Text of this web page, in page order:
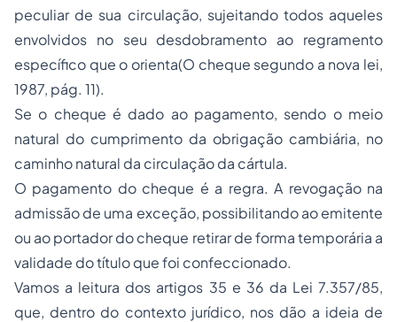
peculiar de sua circulação, sujeitando todos aqueles
envolvidos no seu desdobramento ao regramento
específico que o orienta(O cheque segundo a nova lei,
1987, pág. 11).
Se o cheque é dado ao pagamento, sendo o meio
natural do cumprimento da obrigação cambiária, no
caminho natural da circulação da cártula.
O pagamento do cheque é a regra. A revogação na
admissão de uma exceção, possibilitando ao emitente
ou ao portador do cheque retirar de forma temporária a
validade do título que foi confeccionado.
Vamos a leitura dos artigos 35 e 36 da Lei 7.357/85,
que, dentro do contexto jurídico, nos dão a ideia de